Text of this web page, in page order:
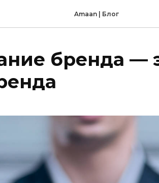
Amaan | Блог
бренда —